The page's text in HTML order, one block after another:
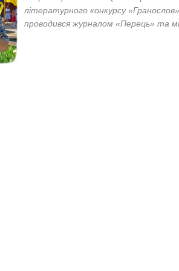
літературного конкурсу
проводився журналом «Перець» та